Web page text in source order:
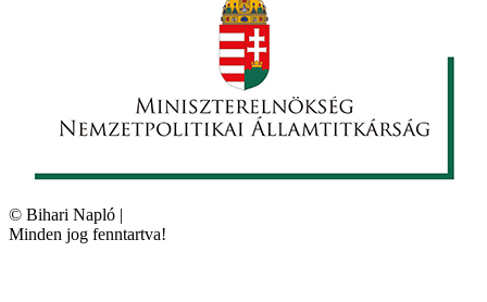
© Bihari Napló |
Minden jog fenntartva!